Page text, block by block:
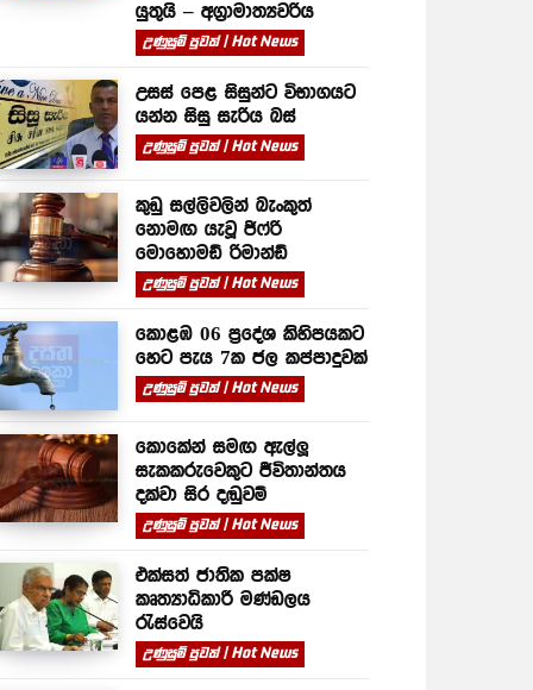
යුතුයි – අග්‍රාමාත්‍යවරිය
උණුසුම් පුවත් | Hot News
උසස් පෙළ සිසුන්ට විභාගයට
යන්න සිසු සැරිය බස්
උණුසුම් පුවත් | Hot News
කුඩු සල්ලිවලින් බැංකුත්
නොමඟ යැවූ ජිෆ්රි
මොහොමඩ් රිමාන්ඩ්
උණුසුම් පුවත් | Hot News
කොළඹ 06 ප්‍රදේශ කිහිපයකට
හෙට පැය 7ක ජල කප්පාදුවක්
උණුසුම් පුවත් | Hot News
කොකේන් සමඟ ඇල්ලූ
සැකකරුවෙකුට ජීවිතාන්තය
දක්වා සිර දඬුවම්
උණුසුම් පුවත් | Hot News
එක්සත් ජාතික පක්ෂ
කෘත්‍යාධිකාරී මණ්ඩලය
රැස්වෙයි
උණුසුම් පුවත් | Hot News